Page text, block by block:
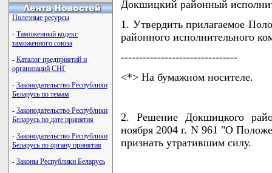
Полезные ресурсы
- Таможенный кодекс
таможенного союза
- Каталог предприятий и
организаций СНГ
- Законодательство Республики
Беларусь по темам
- Законодательство Республики
Беларусь по дате принятия
- Законодательство Республики
Беларусь по органу принятия
- Законы Республики Беларусь
Докшицкий районный
1. Утвердить прилагаемое
районного исполнительного
--------------------------------
<*> На бумажном носителе.
2. Решение Докшицкого
ноября 2004 г. N 961 "О
признать утратившим силу.